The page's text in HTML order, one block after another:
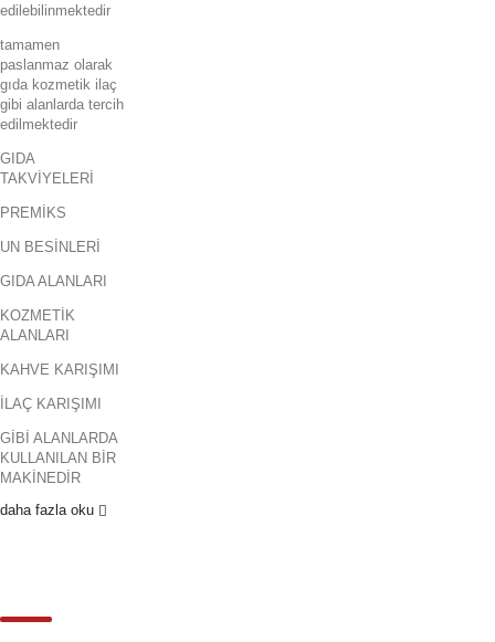
edilebilinmektedir
tamamen
paslanmaz olarak
gıda kozmetik ilaç
gibi alanlarda tercih
edilmektedir
GIDA
TAKVİYELERİ
PREMİKS
UN BESİNLERİ
GIDA ALANLARI
KOZMETİK
ALANLARI
KAHVE KARIŞIMI
İLAÇ KARIŞIMI
GİBİ ALANLARDA
KULLANILAN BİR
MAKİNEDİR
daha fazla oku